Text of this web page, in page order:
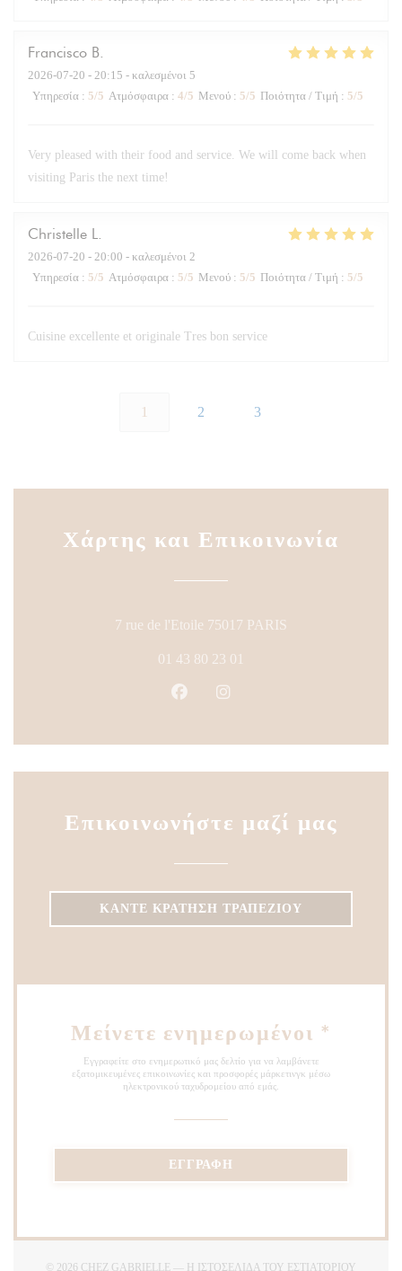
Francisco B
2026-07-20 - 20:15 - καλεσμένοι 5
Υπηρεσία : 5/5 Ατμόσφαιρα : 4/5 Μενού : 5/5 Ποιότητα / Τιμή : 5/5
Very pleased with their food and service. We will come back when
visiting Paris the next time!
Christelle L
2026-07-20 - 20:00 - καλεσμένοι 2
Υπηρεσία : 5/5 Ατμόσφαιρα : 5/5 Μενού : 5/5 Ποιότητα / Τιμή : 5/5
Cuisine excellente et originale Tres bon service
1 2 3
Χάρτης και Επικοινωνία
7 rue de l'Etoile 75017 PARIS
01 43 80 23 01
Facebook ((ανοίγει σε νέο
Επικοινωνήστε μαζί μας
ΚΆΝΤΕ ΚΡΆΤΗΣΗ ΤΡΑΠΕΖΙΟΎ
Μείνετε ενημερωμένοι *
Εγγραφείτε στο ενημερωτικό μας δελτίο για να λαμβάνετε
εξατομικευμένες επικοινωνίες και προσφορές μάρκετινγκ μέσω
ηλεκτρονικού ταχυδρομείου από εμάς.
ΕΓΓΡΑΦΉ
© 2026 CHEZ GABRIELLE — Η ΙΣΤΟΣΕΛΊΔΑ ΤΟΥ ΕΣΤΙΑΤΟΡΊΟΥ